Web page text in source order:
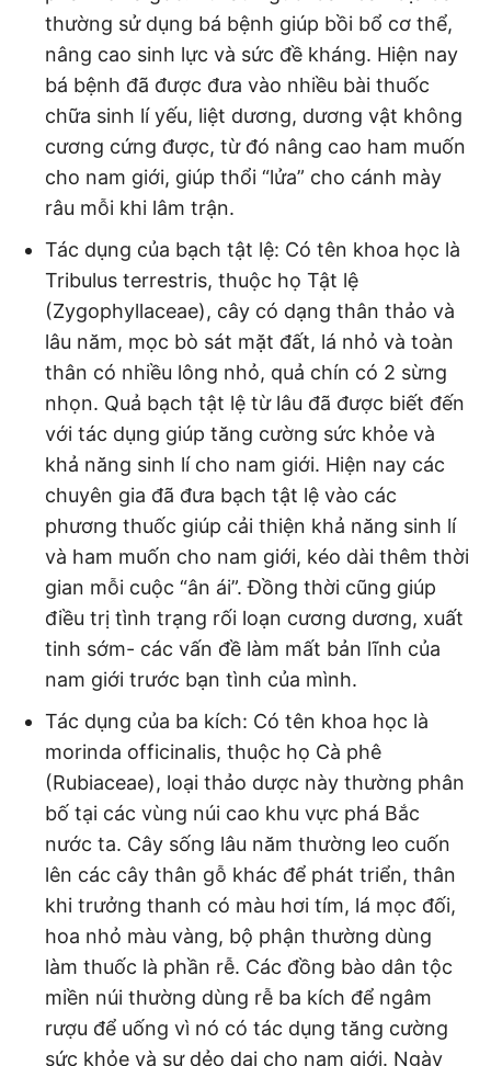
thường sử dụng bá bệnh giúp bồi bổ cơ thể,
nâng cao sinh lực và sức đề kháng. Hiện nay
bá bệnh đã được đưa vào nhiều bài thuốc
chữa sinh lí yếu, liệt dương, dương vật không
cương cứng được, từ đó nâng cao ham muốn
cho nam giới, giúp thổi “lửa” cho cánh mày
râu mỗi khi lâm trận.
Tác dụng của bạch tật lệ: Có tên khoa học là
Tribulus terrestris, thuộc họ Tật lệ
(Zygophyllaceae), cây có dạng thân thảo và
lâu năm, mọc bò sát mặt đất, lá nhỏ và toàn
thân có nhiều lông nhỏ, quả chín có 2 sừng
nhọn. Quả bạch tật lệ từ lâu đã được biết đến
với tác dụng giúp tăng cường sức khỏe và
khả năng sinh lí cho nam giới. Hiện nay các
chuyên gia đã đưa bạch tật lệ vào các
phương thuốc giúp cải thiện khả năng sinh lí
và ham muốn cho nam giới, kéo dài thêm thời
gian mỗi cuộc “ân ái”. Đồng thời cũng giúp
điều trị tình trạng rối loạn cương dương, xuất
tinh sớm- các vấn đề làm mất bản lĩnh của
nam giới trước bạn tình của mình.
Tác dụng của ba kích: Có tên khoa học là
morinda officinalis, thuộc họ Cà phê
(Rubiaceae), loại thảo dược này thường phân
bố tại các vùng núi cao khu vực phá Bắc
nước ta. Cây sống lâu năm thường leo cuốn
lên các cây thân gỗ khác để phát triển, thân
khi trưởng thanh có màu hơi tím, lá mọc đối,
hoa nhỏ màu vàng, bộ phận thường dùng
làm thuốc là phần rễ. Các đồng bào dân tộc
miền núi thường dùng rễ ba kích để ngâm
rượu để uống vì nó có tác dụng tăng cường
sức khỏe và sự dẻo dai cho nam giới. Ngày